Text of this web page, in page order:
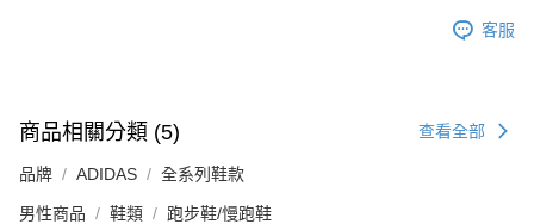
客服
商品相關分類 (5) 查看全部
品牌 ADIDAS 全系列鞋款
男性商品 鞋類 跑步鞋/慢跑鞋